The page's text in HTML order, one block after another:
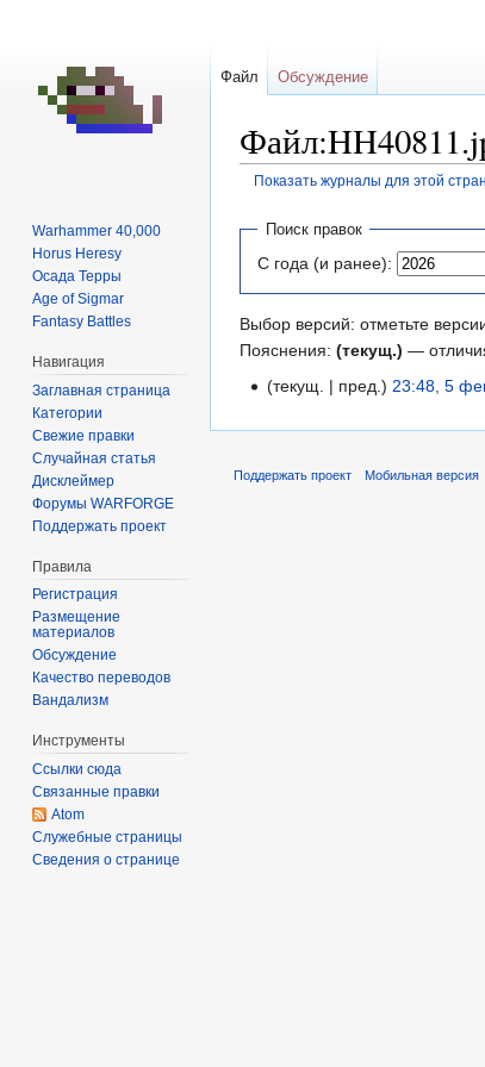
Показать журналы для этой
Перейти
навигации
Перейти
поиску
Поиск правок
С года (и ранее):
Выбор версий: отметьте
Пояснения: (текущ.) —
текущ.
пред. 23:48, 5
Файл Обсуждение
Warhammer 40,000
Horus Heresy
Осада Терры
Age of Sigmar
Fantasy Battles
Навигация
Заглавная страница
Категории
Свежие правки
Случайная статья
Дисклеймер
Форумы WARFORGE
Поддержать проект
Правила
Регистрация
Размещение
материалов
Обсуждение
Качество переводов
Вандализм
Инструменты
Ссылки сюда
Связанные правки
Atom
Служебные страницы
Сведения о странице
Поддержать проект Мобильная версия